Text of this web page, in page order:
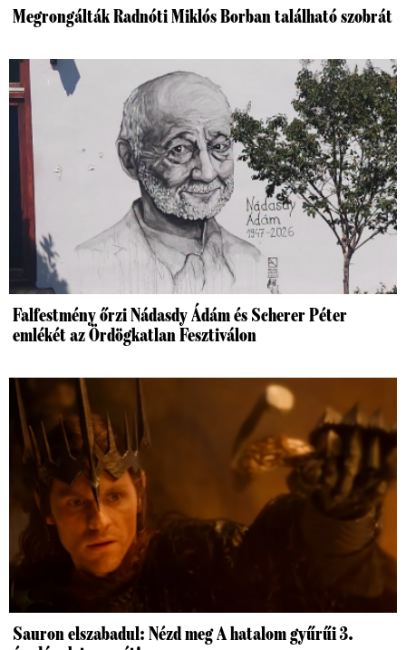
Megrongálták Radnóti Miklós Borban található szobrát
Falfestmény őrzi Nádasdy Ádám és Scherer Péter
emlékét az Ördögkatlan Fesztiválon
Sauron elszabadul: Nézd meg A hatalom gyűrűi 3.